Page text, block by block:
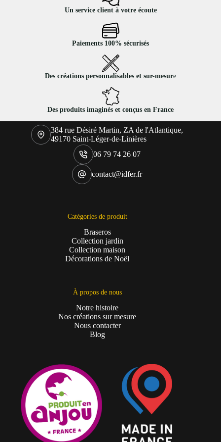
Un service client à votre écoute
Paiements 100% sécurisés
Des créations personnalisables et sur-mesure
Des produits imaginés et conçus en France
384 rue Désiré Martin, ZA de l'Atlantique,
49170 Saint-Léger-de-Linières
06 79 74 26 07
contact@idfer.fr
Catégories de produit
Braseros
Collection jardin
Collection maison
Décorations de Noël
À propos de nous
Notre histoire
Nos créations sur mesure
Nous contacter
Blog